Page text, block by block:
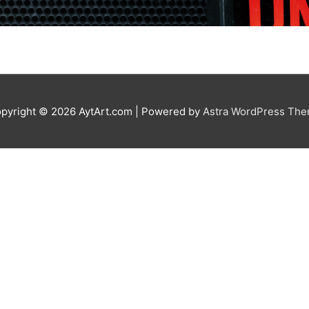
© 2026 AytArt.com | Powered by Astra WordPress